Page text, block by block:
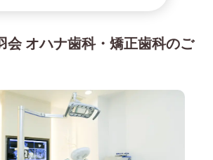
会 オハナ歯科・矯正歯科のご